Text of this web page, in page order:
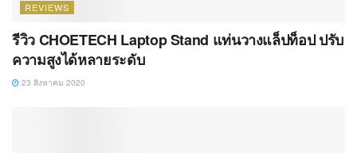
REVIEWS
รีวิว CHOETECH Laptop Stand แท่นวางแล็ปท็อป ปรับ
ความสูงได้หลายระดับ
23 สิงหาคม 2020